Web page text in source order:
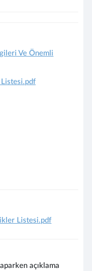
Ve Önemli
Listesi.pdf
Listesi.pdf
açıklama